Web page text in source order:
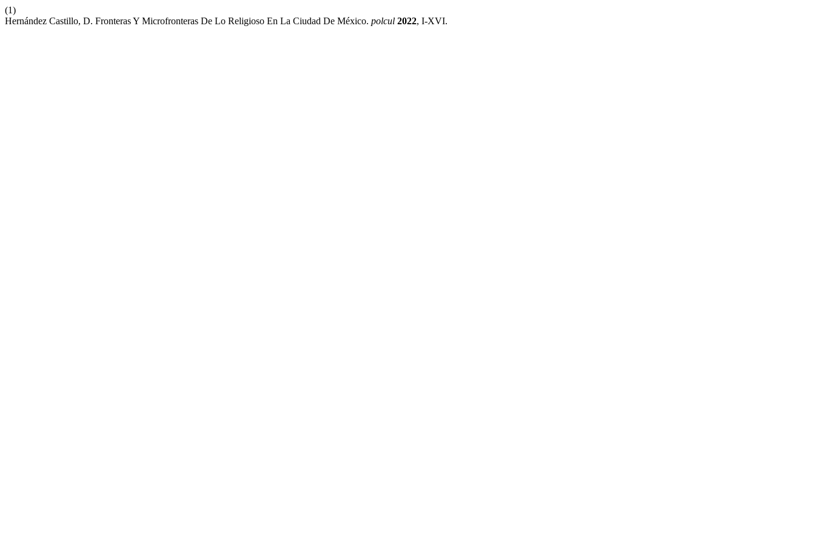
(1)
Hernández Castillo, D. Fronteras Y Microfronteras De Lo Religioso En La Ciudad De México. polcul 2022, I-XVI.